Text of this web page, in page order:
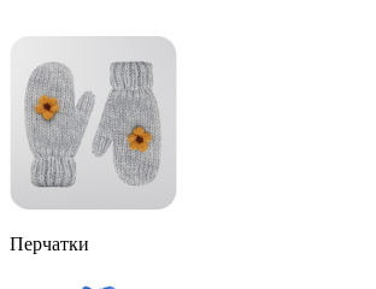
Перчатки